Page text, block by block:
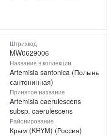
Штрихкод
MW0629006
Название в коллекции
Artemisia santonica (Полынь
сантонинная)
Принятое название
Artemisia caerulescens
subsp. caerulescens
Районирование
Крым (KRYM) (Россия)